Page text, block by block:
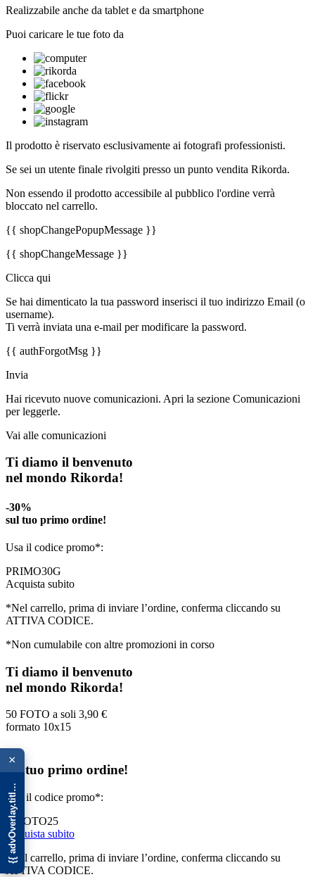
Realizzabile anche da tablet e da smartphone
Puoi caricare le tue foto da
Il prodotto è riservato esclusivamente ai fotografi professionisti.
Se sei un utente finale rivolgiti presso un punto vendita Rikorda.
Non essendo il prodotto accessibile al pubblico l'ordine verrà
bloccato nel carrello.
{{ shopChangePopupMessage }}
{{ shopChangeMessage }}
Clicca qui
Se hai dimenticato la tua password inserisci il tuo indirizzo Email (o
username).
Ti verrà inviata una e-mail per modificare la password.
{{ authForgotMsg }}
Invia
Hai ricevuto nuove comunicazioni. Apri la sezione Comunicazioni
per leggerle.
Vai alle comunicazioni
Ti diamo il benvenuto
nel mondo Rikorda!
-30%
sul tuo primo ordine!
Usa il codice promo*:
PRIMO30G
Acquista subito
*Nel carrello, prima di inviare l’ordine, conferma cliccando su
ATTIVA CODICE.
*Non cumulabile con altre promozioni in corso
Ti diamo il benvenuto
nel mondo Rikorda!
50 FOTO a soli 3,90 €
formato 10x15
sul tuo primo ordine!
Usa il codice promo*:
50FOTO25
Acquista subito
*Nel carrello, prima di inviare l’ordine, conferma cliccando su
ATTIVA CODICE.
×
{{ advOverlay.title || 'Promo' }}